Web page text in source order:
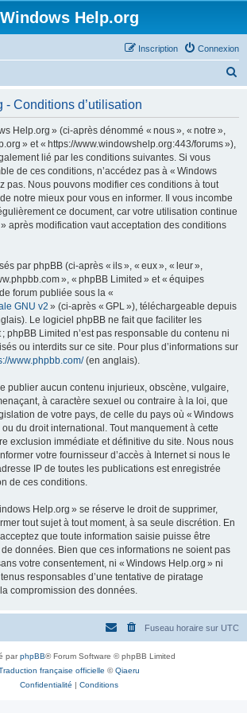
Windows Help.org
Connexion
Inscription
Conditions d’utilisation
Help.org » (ci-après dénommé « nous », « notre »,
» et « https://www.windowshelp.org:443/forums »),
lié par les conditions suivantes. Si vous
de ces conditions, n’accédez pas à « Windows
pas. Nous pouvons modifier ces conditions à tout
notre mieux pour vous en informer. Il vous incombe
ce document, car votre utilisation continue
après modification vaut acceptation des conditions
par phpBB (ci-après « ils », « eux », « leur »,
», « phpBB Limited » et « équipes
forum publiée sous la «
GNU v2 » (ci-après « GPL »), téléchargeable depuis
Le logiciel phpBB ne fait que faciliter les
phpBB Limited n’est pas responsable du contenu ni
ou interdits sur ce site. Pour plus d’informations sur
www.phpbb.com/(en anglais).
publier aucun contenu injurieux, obscène, vulgaire,
à caractère sexuel ou contraire à la loi, que
de votre pays, de celle du pays où « Windows
du droit international. Tout manquement à cette
exclusion immédiate et définitive du site. Nous nous
votre fournisseur d’accès à Internet si nous le
IP de toutes les publications est enregistrée
de ces conditions.
Help.org » se réserve le droit de supprimer,
tout sujet à tout moment, à sa seule discrétion. En
que toute information saisie puisse être
données. Bien que ces informations ne soient pas
votre consentement, ni « Windows Help.org » ni
responsables d’une tentative de piratage
compromission des données.
Fuseau horaire sur UTC
parphpBB® Forum Software © phpBB Limited
française officielle ©Qiaeru
Confidentialité | Conditions